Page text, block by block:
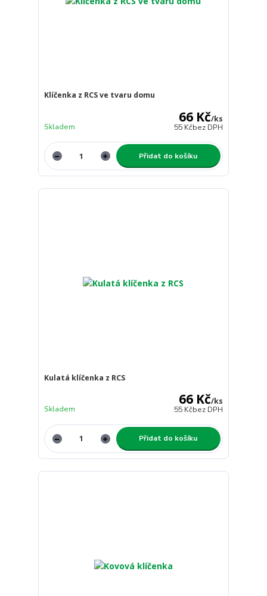
Klíčenka z RCS ve tvaru domu
66 Kč/ks
55 Kčbez DPH
Skladem
Přidat do košíku
Kulatá klíčenka z RCS
66 Kč/ks
55 Kčbez DPH
Skladem
Přidat do košíku